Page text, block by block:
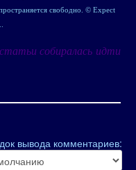
свободно. © Expect
собиралась идти
вывода комментариев: